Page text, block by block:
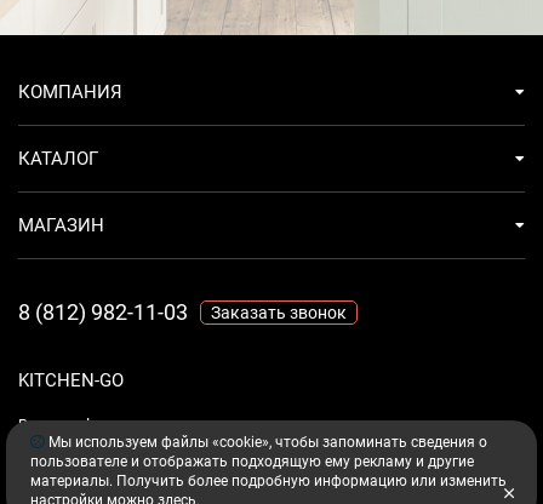
KITCHEN-GO
Ваш комфорт - дело техники.
КОМПАНИЯ
КАТАЛОГ
МАГАЗИН
8 (812) 982-11-03 Заказать звонок
Мы используем файлы «cookie», чтобы запоминать сведения о
пользователе и отображать подходящую ему рекламу и другие
материалы. Получить более подробную информацию или изменить
настройки можно здесь.